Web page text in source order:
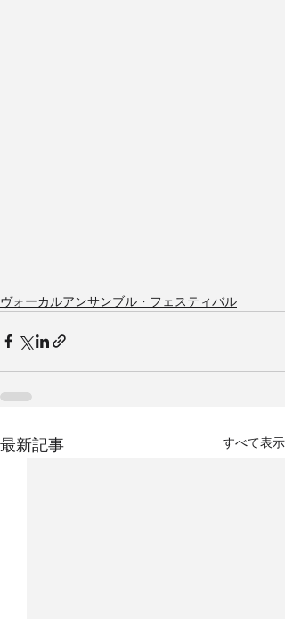
ヴォーカルアンサンブル・フェスティバル
最新記事 すべて表示